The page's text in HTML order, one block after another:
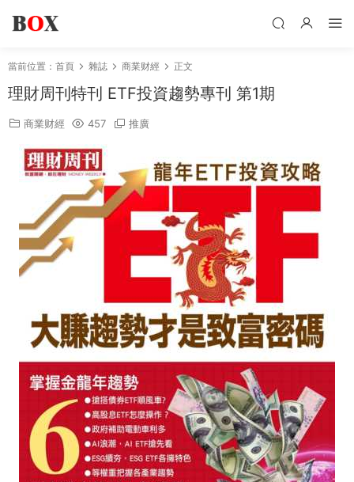
當前位置： 首頁 雜誌 商業财經 正文
理財周刊特刊 ETF投資趨勢專刊 第1期
商業财經 457 推廣